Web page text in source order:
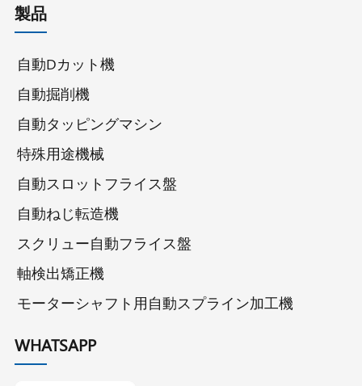
製品
自動Dカット機
自動掘削機
自動タッピングマシン
特殊用途機械
自動スロットフライス盤
自動ねじ転造機
スクリュー自動フライス盤
軸検出矯正機
モーターシャフト用自動スプライン加工機
WHATSAPP